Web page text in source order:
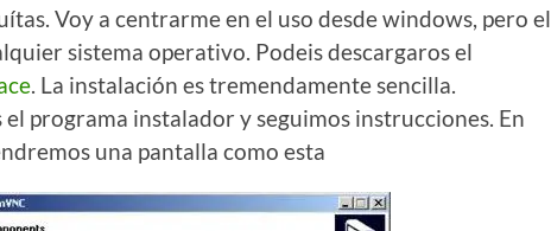
Voy a centrarme en el uso desde windows, pero el
sistema operativo. Podeis descargaros el
. La instalación es tremendamente sencilla.
programa instalador y seguimos instrucciones. En
una pantalla como esta